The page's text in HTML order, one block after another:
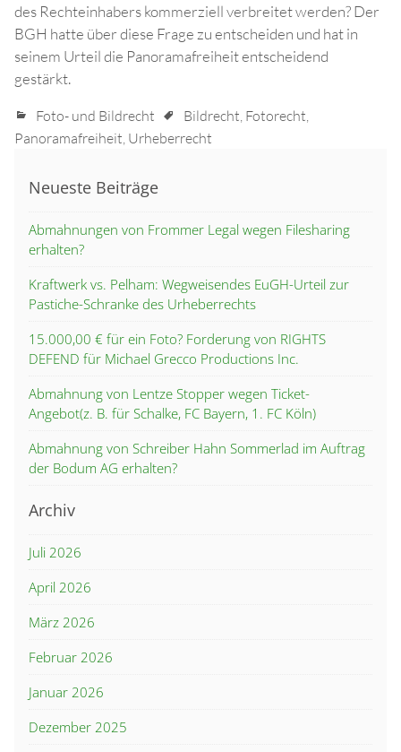
des Rechteinhabers kommerziell verbreitet werden? Der
BGH hatte über diese Frage zu entscheiden und hat in
seinem Urteil die Panoramafreiheit entscheidend
gestärkt.
Foto- und Bildrecht Bildrecht, Fotorecht,
Panoramafreiheit, Urheberrecht
Neueste Beiträge
Abmahnungen von Frommer Legal wegen Filesharing
erhalten?
Kraftwerk vs. Pelham: Wegweisendes EuGH-Urteil zur
Pastiche-Schranke des Urheberrechts
15.000,00 € für ein Foto? Forderung von RIGHTS
DEFEND für Michael Grecco Productions Inc.
Abmahnung von Lentze Stopper wegen Ticket-
Angebot(z. B. für Schalke, FC Bayern, 1. FC Köln)
Abmahnung von Schreiber Hahn Sommerlad im Auftrag
der Bodum AG erhalten?
Archiv
Juli 2026
April 2026
März 2026
Februar 2026
Januar 2026
Dezember 2025